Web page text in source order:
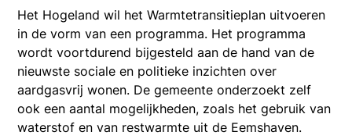
Het Hogeland wil het Warmtetransitieplan uitvoeren
in de vorm van een programma. Het programma
wordt voortdurend bijgesteld aan de hand van de
nieuwste sociale en politieke inzichten over
aardgasvrij wonen. De gemeente onderzoekt zelf
ook een aantal mogelijkheden, zoals het gebruik van
waterstof en van restwarmte uit de Eemshaven.